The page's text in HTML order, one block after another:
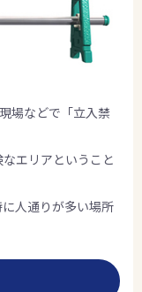
場などで「立入禁
エリアということ
人通りが多い場所